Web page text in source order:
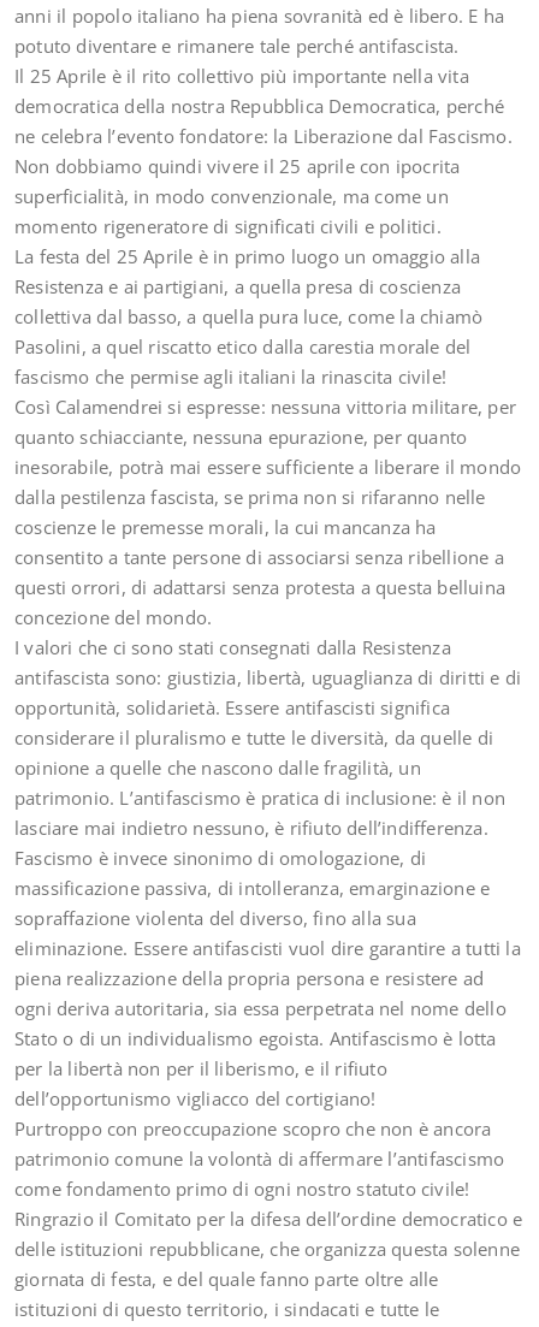
anni il popolo italiano ha piena sovranità ed è libero. E ha
potuto diventare e rimanere tale perché antifascista.
Il 25 Aprile è il rito collettivo più importante nella vita
democratica della nostra Repubblica Democratica, perché
ne celebra l’evento fondatore: la Liberazione dal Fascismo.
Non dobbiamo quindi vivere il 25 aprile con ipocrita
superficialità, in modo convenzionale, ma come un
momento rigeneratore di significati civili e politici.
La festa del 25 Aprile è in primo luogo un omaggio alla
Resistenza e ai partigiani, a quella presa di coscienza
collettiva dal basso, a quella pura luce, come la chiamò
Pasolini, a quel riscatto etico dalla carestia morale del
fascismo che permise agli italiani la rinascita civile!
Così Calamendrei si espresse: nessuna vittoria militare, per
quanto schiacciante, nessuna epurazione, per quanto
inesorabile, potrà mai essere sufficiente a liberare il mondo
dalla pestilenza fascista, se prima non si rifaranno nelle
coscienze le premesse morali, la cui mancanza ha
consentito a tante persone di associarsi senza ribellione a
questi orrori, di adattarsi senza protesta a questa belluina
concezione del mondo.
I valori che ci sono stati consegnati dalla Resistenza
antifascista sono: giustizia, libertà, uguaglianza di diritti e di
opportunità, solidarietà. Essere antifascisti significa
considerare il pluralismo e tutte le diversità, da quelle di
opinione a quelle che nascono dalle fragilità, un
patrimonio. L’antifascismo è pratica di inclusione: è il non
lasciare mai indietro nessuno, è rifiuto dell’indifferenza.
Fascismo è invece sinonimo di omologazione, di
massificazione passiva, di intolleranza, emarginazione e
sopraffazione violenta del diverso, fino alla sua
eliminazione. Essere antifascisti vuol dire garantire a tutti la
piena realizzazione della propria persona e resistere ad
ogni deriva autoritaria, sia essa perpetrata nel nome dello
Stato o di un individualismo egoista. Antifascismo è lotta
per la libertà non per il liberismo, e il rifiuto
dell’opportunismo vigliacco del cortigiano!
Purtroppo con preoccupazione scopro che non è ancora
patrimonio comune la volontà di affermare l’antifascismo
come fondamento primo di ogni nostro statuto civile!
Ringrazio il Comitato per la difesa dell’ordine democratico e
delle istituzioni repubblicane, che organizza questa solenne
giornata di festa, e del quale fanno parte oltre alle
istituzioni di questo territorio, i sindacati e tutte le